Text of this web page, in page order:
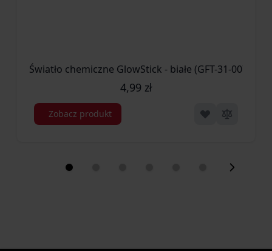
Światło chemiczne GlowStick - białe (GFT-31-007380)
4,99 zł
Zobacz produkt